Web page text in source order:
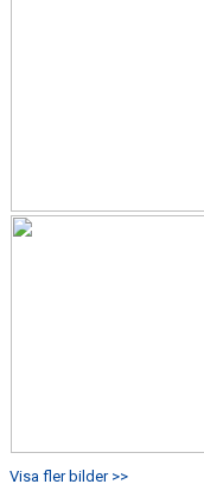
Visa fler bilder >>